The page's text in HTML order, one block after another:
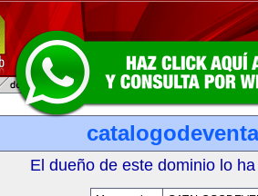
El dueño de este dominio lo